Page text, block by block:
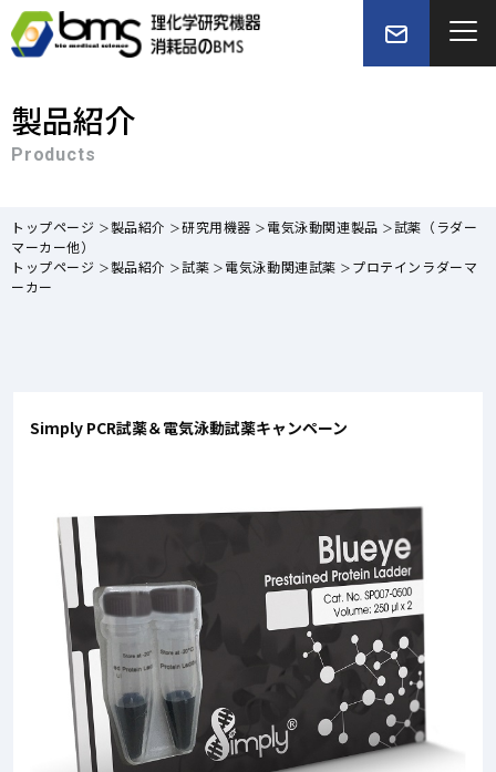
製品紹介
Products
トップページ 製品紹介 研究用機器 電気泳動関連製品
試薬（ラダー
マーカー他）
トップページ
製品紹介 試薬 電気泳動関連試薬
プロテインラダーマ
ーカー
Simply PCR試薬＆電気泳動試薬キャンペーン